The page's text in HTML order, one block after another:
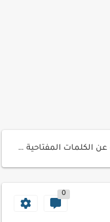
كيف تستفيد من تقنيات التعلم الآلي لتحليل بيانات الزوار
0